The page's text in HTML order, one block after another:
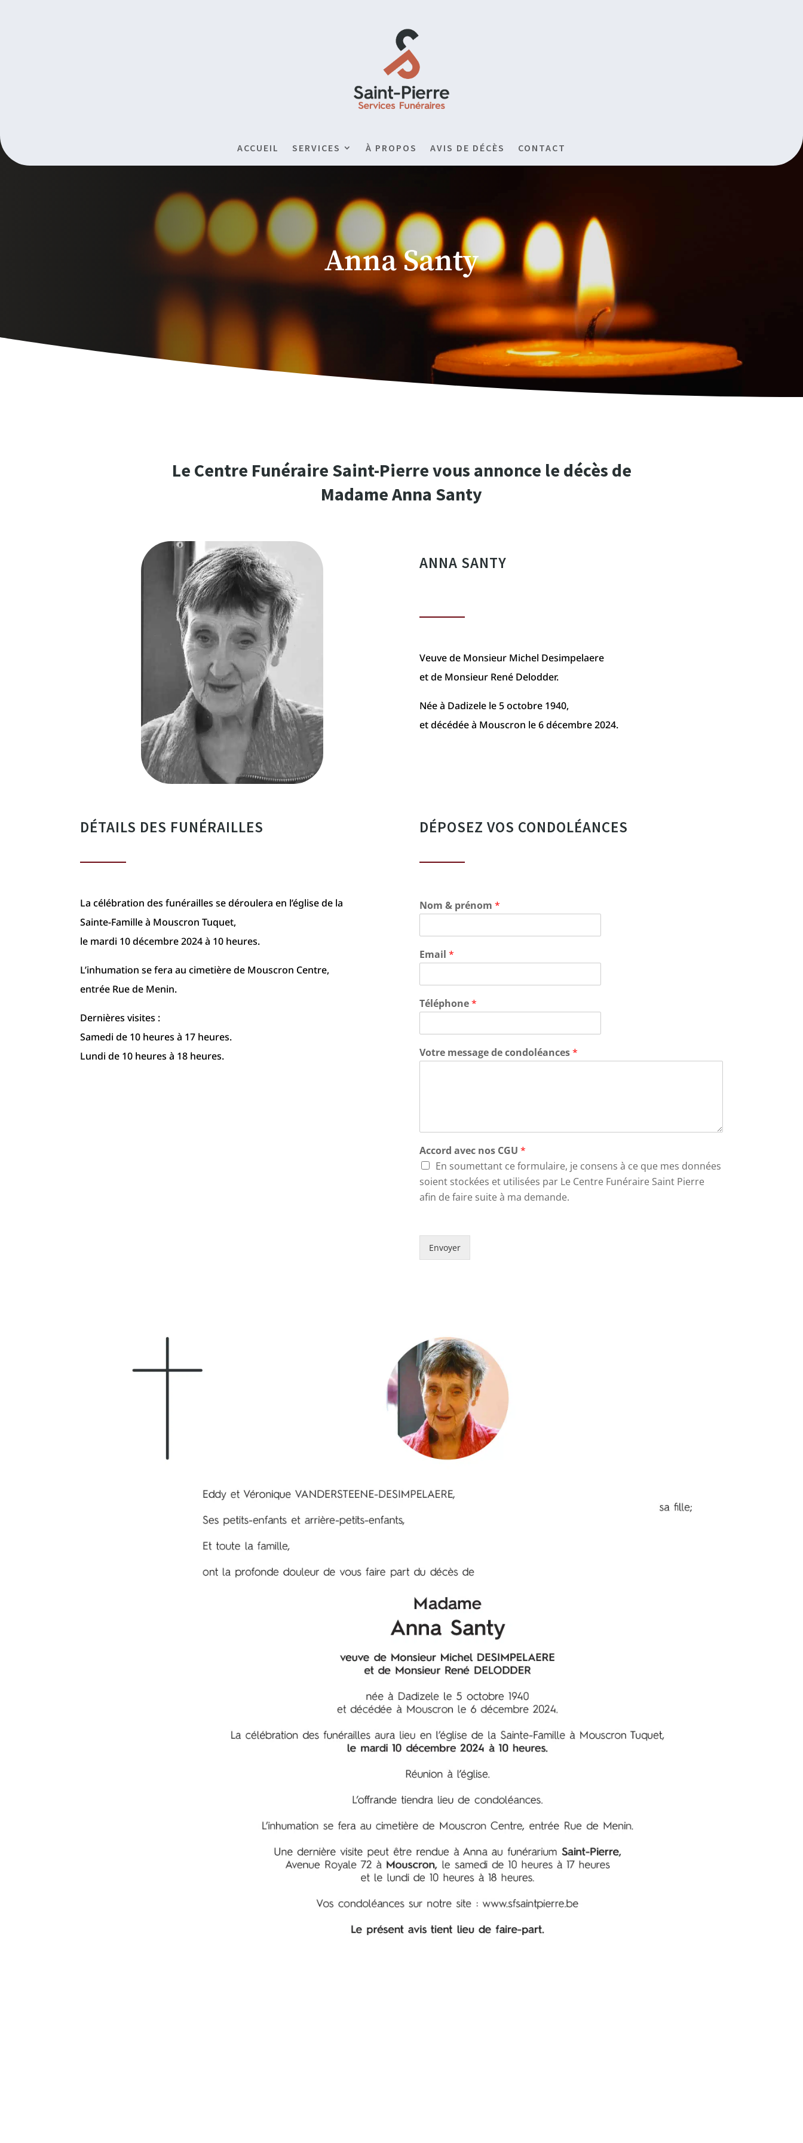
ACCUEIL SERVICES À PROPOS AVIS DE DÉCÈS CONTACT
Anna Santy
Le Centre Funéraire Saint-Pierre vous annonce le décès de
Madame Anna Santy
ANNA SANTY
Veuve de Monsieur Michel Desimpelaere
et de Monsieur René Delodder.
Née à Dadizele le 5 octobre 1940,
et décédée à Mouscron le 6 décembre 2024.
DÉTAILS DES FUNÉRAILLES
La célébration des funérailles se déroulera en l’église de la
Sainte-Famille à Mouscron Tuquet,
le mardi 10 décembre 2024 à 10 heures.
L’inhumation se fera au cimetière de Mouscron Centre,
entrée Rue de Menin.
Dernières visites :
Samedi de 10 heures à 17 heures.
Lundi de 10 heures à 18 heures.
DÉPOSEZ VOS CONDOLÉANCES
Nom & prénom *
Email *
Téléphone*
Votre message de condoléances*
Accord avec nos CGU *
En soumettant ce formulaire, je consens à ce que mes données
soient stockées et utilisées par Le Centre Funéraire Saint Pierre
afin de faire suite à ma demande.
Envoyer